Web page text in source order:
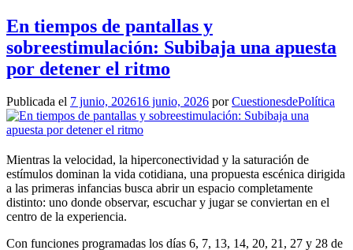
En tiempos de pantallas y
sobreestimulación: Subibaja una apuesta
por detener el ritmo
Publicada el 7 junio, 202616 junio, 2026 porCuestionesdePolítica
Mientras la velocidad, la hiperconectividad y la saturación de
estímulos dominan la vida cotidiana, una propuesta escénica dirigida
a las primeras infancias busca abrir un espacio completamente
distinto: uno donde observar, escuchar y jugar se conviertan en el
centro de la experiencia.
Con funciones programadas los días 6, 7, 13, 14, 20, 21, 27 y 28 de